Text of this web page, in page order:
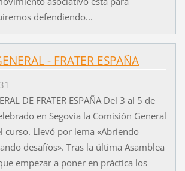
defendiendo...
- FRATER ESPAÑA
DE FRATER ESPAÑA Del 3 al 5 de
en Segovia la Comisión General
curso. Llevó por lema «Abriendo
desafíos». Tras la última Asamblea
empezar a poner en práctica los